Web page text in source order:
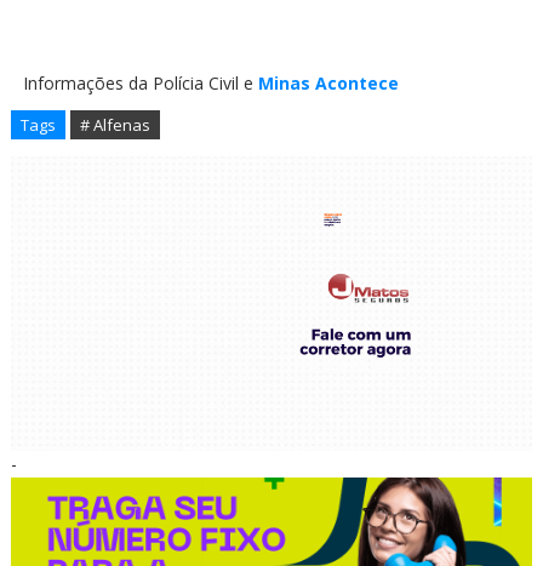
Informações da Polícia Civil e Minas Acontece
Tags # Alfenas
-